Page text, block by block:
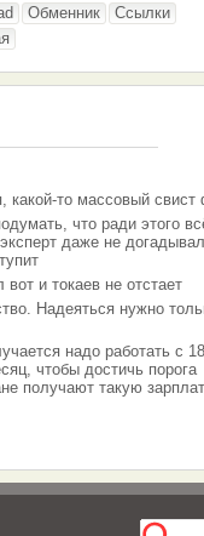
Обменник
Ссылки
какой-то массовый свист
что ради этого
даже не
и токаев не отстает
Надеяться нужно
надо работать с
чтобы достичь порога
получают такую